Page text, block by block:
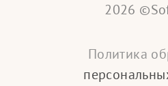
2026
Политика